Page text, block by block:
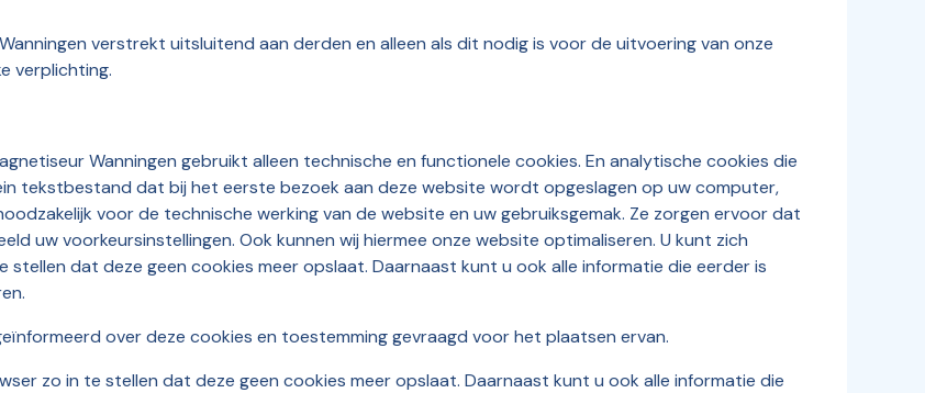
verstrekt uitsluitend aan derden en alleen als dit nodig is voor de uitvoering van onze
verplichting.
Wanningen gebruikt alleen technische en functionele cookies. En analytische cookies die
tekstbestand dat bij het eerste bezoek aan deze website wordt opgeslagen op uw computer,
voor de technische werking van de website en uw gebruiksgemak. Ze zorgen ervoor dat
uw voorkeursinstellingen. Ook kunnen wij hiermee onze website optimaliseren. U kunt zich
dat deze geen cookies meer opslaat. Daarnaast kunt u ook alle informatie die eerder is
over deze cookies en toestemming gevraagd voor het plaatsen ervan.
zo in te stellen dat deze geen cookies meer opslaat. Daarnaast kunt u ook alle informatie die